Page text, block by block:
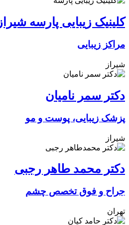
کلینیک زیبایی پارسه شیراز
مراکز زیبایی
شیراز
دکتر سمر نامیان
پزشک زیبایی، پوست و مو
شیراز
دکتر محمد طاهر رجبی
جراح و فوق تخصص چشم
تهران